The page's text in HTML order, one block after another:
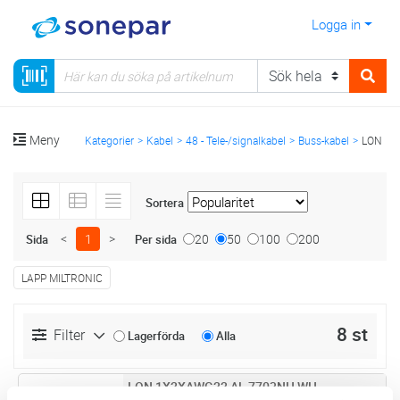
Logga in
Meny Kategorier Kabel 48 - Tele-/signalkabel Buss-kabel LON
Sortera
Sida < 1 > Per sida 20 50 100 200
LAPP MILTRONIC
Filter Lagerförda Alla 8 st
M Lägg i kundvagn
LON 1X2XAWG22 AL 7703NH WH